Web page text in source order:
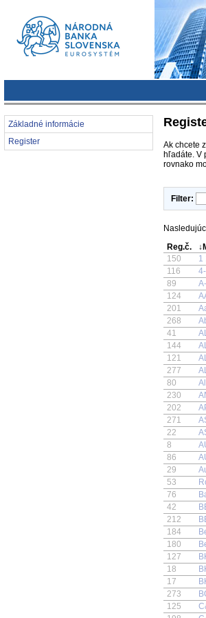
Základné informácie
Register
Ak chcete
hľadáte. V
rovnako
Filter:
Reg.č.
150
1
116
89
124
201
268
41
144
121
277
80
230
202
271
22
8
86
29
53
76
42
212
184
180
127
18
17
273
125